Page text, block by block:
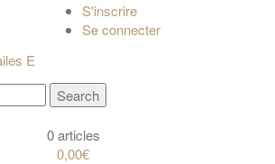
S'inscrire
Se connecter
0 articles
0,00€